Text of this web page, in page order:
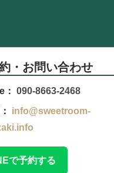
・お問い合わせ
：
090-8663-2468
info@sweetroom-
で予約する